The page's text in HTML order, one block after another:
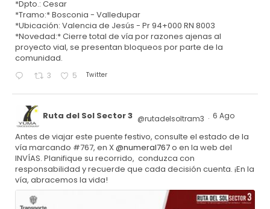
*Dpto.: Cesar
*Tramo:* Bosconia - Valledupar
*Ubicación: Valencia de Jesús - Pr 94+000 RN 8003
*Novedad:* Cierre total de vía por razones ajenas al
proyecto vial, se presentan bloqueos por parte de la
comunidad.
3 5 Twitter
Ruta del Sol Sector 3 @rutadelsoltram3 · 6 Ago
Antes de viajar este puente festivo, consulte el estado de la
vía marcando #767, en X@numeral767o en la web del
INVÍAS. Planifique su recorrido, conduzca con
responsabilidad y recuerde que cada decisión cuenta. ¡En la
vía, abracemos la vida!